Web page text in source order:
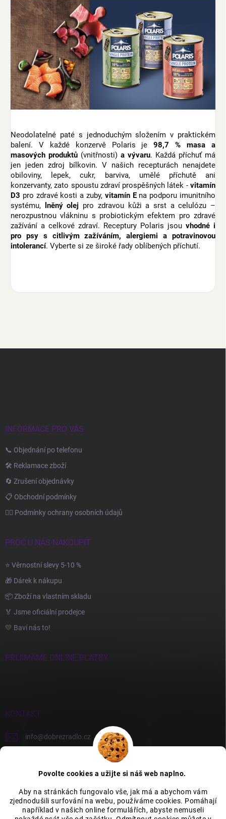
Povolte cookies a užijte si náš web naplno.
Aby na stránkách fungovalo vše, jak má a abychom vám
zjednodušili surfování na webu, používáme cookies. Pomáhají
například v našich online formulářích, abyste nemuseli
Neodolatelné paté s jednoduchým složením v praktickém
balení. V každé konzervě Polaris je98,7 % masa a
masových produktů (vnitřnosti) a vývaru. Každá příchuť má
jen jeden zdroj bílkovin. V našich recepturách nenajdete
obiloviny, lepek, cukr, barviva, umělé příchutě ani
konzervanty, zato spoustu zdraví prospěšných látek - vitamín
D3 pro zdravé kosti a zuby, vitamín Ena podporu imunitního
systému,
lněný olej pro zdravou kůži a srst a celulózu –
nerozpustnou vlákninu s probiotickým efektem pro zdravé
zažívání a celkové zdraví. Receptury Polaris jsou vhodné i
pro psy s citlivým zažíváním, alergiemi a potravinovou
intolerancí. Vyberte si ze široké řady oblíbených příchutí.
INFORMACE PRO VÁS
📞 Objednání po telefonu
🛠️ Reklamace zboží
🔄 Zrušení objednávky
📋 Obchodní podmínky
🙆‍♂️ Podmínky ochrany osobních údajů
PROČ U NÁS NAKOUPIT
⭐ Věrnostní slevy 5-10 %
🎁 Dárek k nákupu
📦 Zboží na vlastním skladu
🏅 Jsme oficiální prodejce
💛 Baví nás to!
PŘIJÍMÁME ONLINE PLATBY
KONTAKT
info@dobrezradlo.cz
Category Icons by Freepik Category Icons by Icons8